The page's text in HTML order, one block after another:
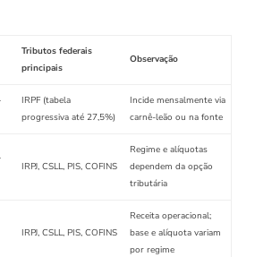
Tributos federais
principais
Observação
IRPF (tabela
progressiva até 27,5%)
Incide mensalmente via
carnê-leão ou na fonte
IRPJ, CSLL, PIS, COFINS
Regime e alíquotas
dependem da opção
tributária
IRPJ, CSLL, PIS, COFINS
Receita operacional;
base e alíquota variam
por regime